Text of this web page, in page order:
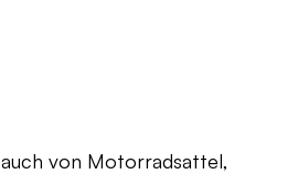
von Motorradsattel,